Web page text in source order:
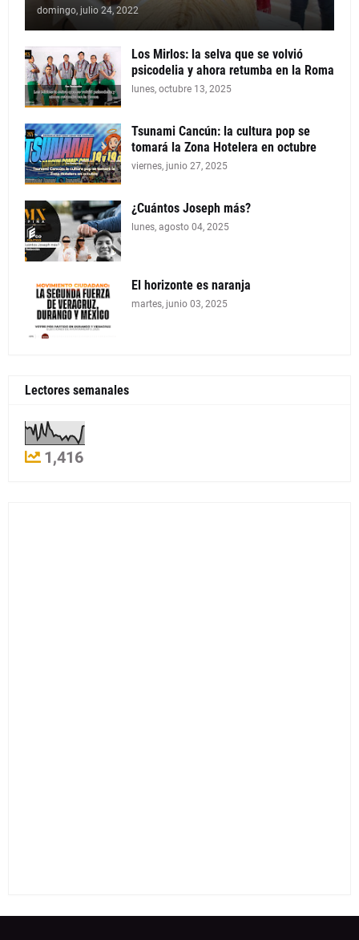
domingo, julio 24, 2022
Los Mirlos: la selva que se volvió
psicodelia y ahora retumba en la Roma
lunes, octubre 13, 2025
Tsunami Cancún: la cultura pop se
tomará la Zona Hotelera en octubre
viernes, junio 27, 2025
¿Cuántos Joseph más?
lunes, agosto 04, 2025
El horizonte es naranja
martes, junio 03, 2025
Lectores semanales
1,416